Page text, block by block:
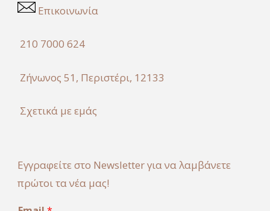
Επικοινωνία
210 7000 624
Ζήνωνος 51, Περιστέρι, 12133
Σχετικά με εμάς
Εγγραφείτε στο Newsletter για να λαμβάνετε
πρώτοι τα νέα μας!
E